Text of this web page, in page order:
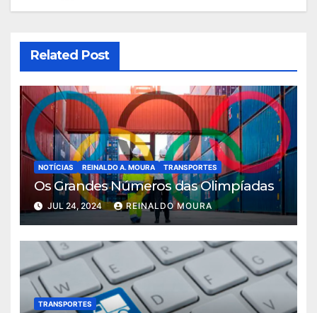
Related Post
NOTÍCIAS REINALDO A. MOURA TRANSPORTES
Os Grandes Números das Olimpíadas
JUL 24, 2024 REINALDO MOURA
TRANSPORTES